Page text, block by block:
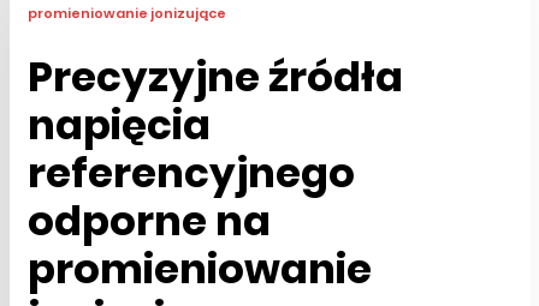
promieniowanie jonizujące
Precyzyjne źródła
napięcia
referencyjnego
odporne na
promieniowanie